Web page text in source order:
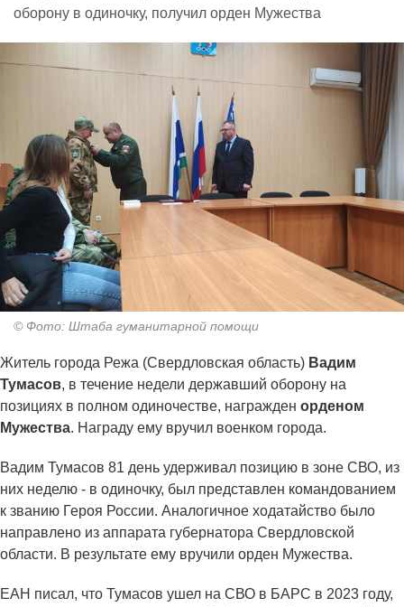
оборону в одиночку, получил орден Мужества
© Фото: Штаба гуманитарной помощи
Житель города Режа (Свердловская область) Вадим
Тумасов, в течение недели державший оборону на
позициях в полном одиночестве, награжден орденом
Мужества. Награду ему вручил военком города.
Вадим Тумасов 81 день удерживал позицию в зоне СВО, из
них неделю - в одиночку, был представлен командованием
к званию Героя России. Аналогичное ходатайство было
направлено из аппарата губернатора Свердловской
области. В результате ему вручили орден Мужества.
ЕАН писал, что Тумасов ушел на СВО в БАРС в 2023 году,